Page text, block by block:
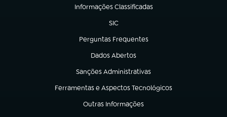
Informações Classificadas
(abre em nova aba)
SIC
(abre em nova aba)
Perguntas Frequentes
(abre em nova aba)
Dados Abertos
(abre em nova aba)
Sanções Administrativas
(abre em nova aba)
Ferramentas e Aspectos Tecnológicos
(abre em nova aba)
Outras Informações
(abre em nova aba)